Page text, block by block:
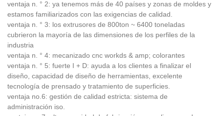
ventaja n. ° 2: ya tenemos más de 40 países y zonas de moldes y
estamos familiarizados con las exigencias de calidad.
ventaja n. ° 3: los extrusores de 800ton ~ 6400 toneladas
cubrieron la mayoría de las dimensiones de los perfiles de la
industria
ventaja n. ° 4: mecanizado cnc workds & amp; colorantes
ventaja n. ° 5: fuerte I + D: ayuda a los clientes a finalizar el
diseño, capacidad de diseño de herramientas, excelente
tecnología de prensado y tratamiento de superficies.
ventaja no.6: gestión de calidad estricta: sistema de
administración iso.